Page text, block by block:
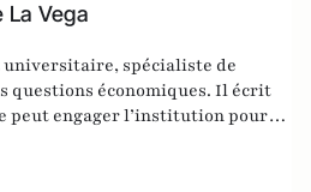
La Vega
universitaire, spécialiste de
questions économiques. Il écrit
peut engager l’institution pour